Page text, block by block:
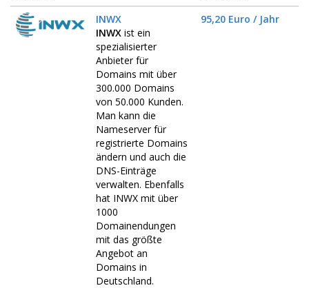
INWX
INWX ist ein
spezialisierter
Anbieter für
Domains mit über
300.000 Domains
von 50.000 Kunden.
Man kann die
Nameserver für
registrierte Domains
ändern und auch die
DNS-Einträge
verwalten. Ebenfalls
hat INWX mit über
1000
Domainendungen
mit das größte
Angebot an
Domains in
Deutschland.
95,20 Euro / Jahr